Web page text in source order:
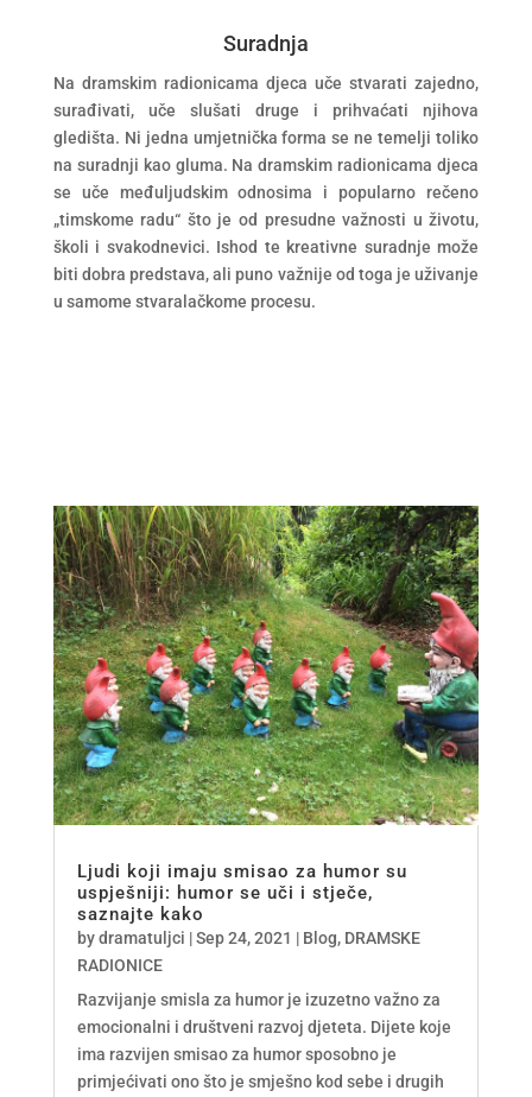
Suradnja
Na dramskim radionicama djeca uče stvarati zajedno,
surađivati, uče slušati druge i prihvaćati njihova
gledišta. Ni jedna umjetnička forma se ne temelji toliko
na suradnji kao gluma. Na dramskim radionicama djeca
se uče međuljudskim odnosima i popularno rečeno
„timskome radu“ što je od presudne važnosti u životu,
školi i svakodnevici. Ishod te kreativne suradnje može
biti dobra predstava, ali puno važnije od toga je uživanje
u samome stvaralačkome procesu.
Ljudi koji imaju smisao za humor su
uspješniji: humor se uči i stječe,
saznajte kako
bydramatuljci |Sep 24, 2021 | Blog, DRAMSKE
RADIONICE
Razvijanje smisla za humor je izuzetno važno za
emocionalni i društveni razvoj djeteta. Dijete koje
ima razvijen smisao za humor sposobno je
primjećivati ono što je smješno kod sebe i drugih